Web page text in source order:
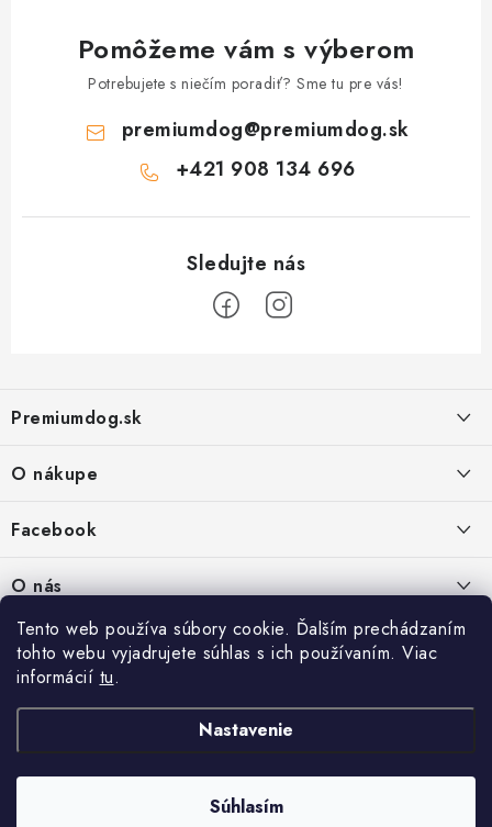
Tento web používa súbory cookie. Ďalším prechádzaním
tohto webu vyjadrujete súhlas s ich používaním. Viac
informácií tu.
Nastavenie
Súhlasím
Pomôžeme vám s výberom
Potrebujete s niečím poradiť? Sme tu pre vás!
premiumdog@premiumdog.sk
+421 908 134 696
p
ä
Premiumdog.sk
PREDAJŇA:
Petőfiho 65
Štúrovo 943 01
Po-Pia - 8:00-18:00
O nákupe
Ochrana osobných údajov
Vrátanie tovaru
Reklamácie
Facebook
O nás
Kontakty
Prečo nakúpiť u nás
Predajňa
Copyright 2026PREMIUMDOG.sk. Všetky práva vyhradené.Upraviť nastavenie
cookies